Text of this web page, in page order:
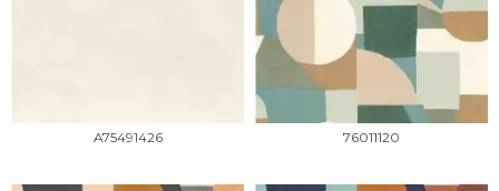
A75491426 76011120